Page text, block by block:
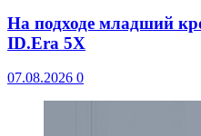
На подходе младший
ID.Era 5X
07.08.2026 0